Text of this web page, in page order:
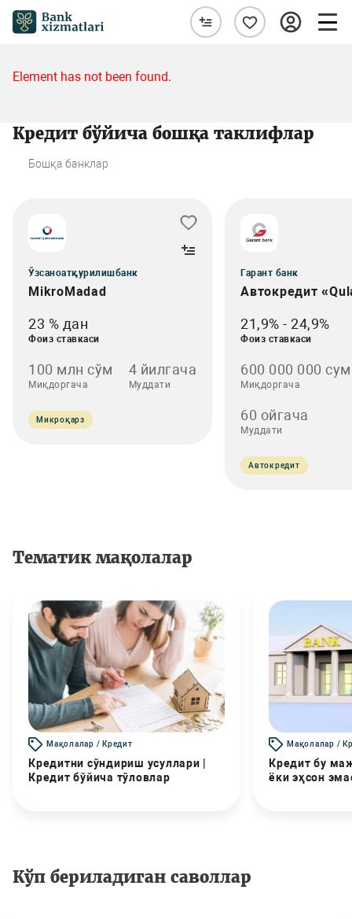
Element has not been found.
Кредит бўйича бошқа таклифлар
Бошқа банклар
Ўзсаноатқурилишбанк
MikroMadad
23 % дан
Фоиз ставкаси
100 млн сўм
Миқдоргача
4 йилгача
Муддати
Микроқарз
Гарант банк
Автокредит
21,9% - 24,9%
Фоиз ставкаси
600 000 000 сум
Миқдоргача
60 ойгача
Муддати
Автокредит
Тематик мақолалар
Мақолалар / Кредит
Кредитни сўндириш усуллари |
Кредит бўйича тўловлар
Мақолалар /
Кредит бу
ёки эҳсон
Кўп бериладиган саволлар